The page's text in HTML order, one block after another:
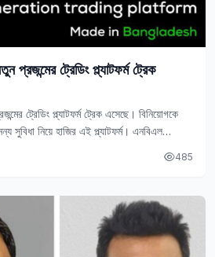
প্রজন্মের ট্রেডিং প্ল্যাটফর্ম ট্রেক
ট্রেডিং প্ল্যাটফর্ম ট্রেক এসেছে। বিনিয়োগকে
সুবিধা নিয়ে হাজির এই প্ল্যাটফর্ম। এনবিএল
485